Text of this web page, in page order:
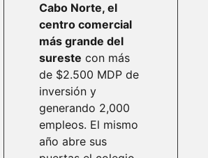
Cabo Norte, el
centro comercial
más grande del
sureste con más
de $2.500 MDP de
inversión y
generando 2,000
empleos. El mismo
año abre sus